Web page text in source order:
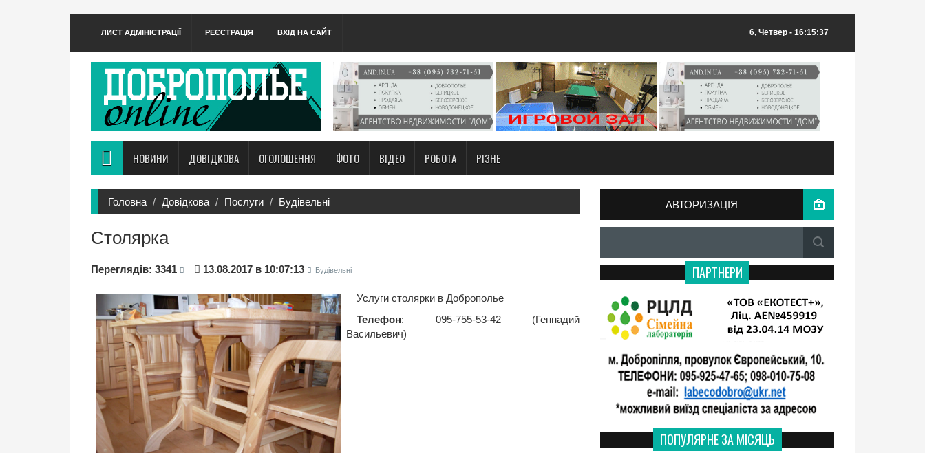
ЛИСТ АДМІНІСТРАЦІЇ РЕЄСТРАЦІЯ ВХІД НА САЙТ 6, Четвер - 16:15:37
НОВИНИ ДОВІДКОВА ОГОЛОШЕННЯ ФОТО ВІДЕО РОБОТА РІЗНЕ
Головна Довідкова Послуги Будівельнi
Столярка
Переглядiв: 3341 13.08.2017 в 10:07:13 Будівельнi
Услуги столярки в Доброполье
Телефон: 095-755-53-42 (Геннадий
Васильевич)
АВТОРИЗАЦІЯ
ПАРТНЕРИ
ПОПУЛЯРНЕ ЗА МІСЯЦЬ